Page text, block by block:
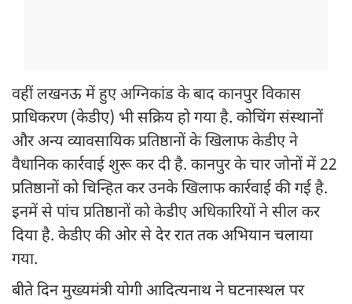
वहीं लखनऊ में हुए अग्निकांड के बाद कानपुर विकास
प्राधिकरण (केडीए) भी सक्रिय हो गया है. कोचिंग संस्थानों
और अन्य व्यावसायिक प्रतिष्ठानों के खिलाफ केडीए ने
वैधानिक कार्रवाई शुरू कर दी है. कानपुर के चार जोनों में 22
प्रतिष्ठानों को चिन्हित कर उनके खिलाफ कार्रवाई की गई है.
इनमें से पांच प्रतिष्ठानों को केडीए अधिकारियों ने सील कर
दिया है. केडीए की ओर से देर रात तक अभियान चलाया
गया.
बीते दिन मुख्यमंत्री योगी आदित्यनाथ ने घटनास्थल पर